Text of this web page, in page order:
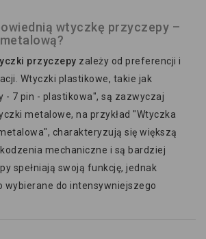
wtyczkę przyczepy –
przyczepy zależy od preferencji i
Wtyczki plastikowe, takie jak
- 7 pin - plastikowa", są zazwyczaj
metalowe, na przykład "Wtyczka
charakteryzują się większą
mechaniczne i są bardziej
spełniają swoją funkcję, jednak
wybierane do intensywniejszego